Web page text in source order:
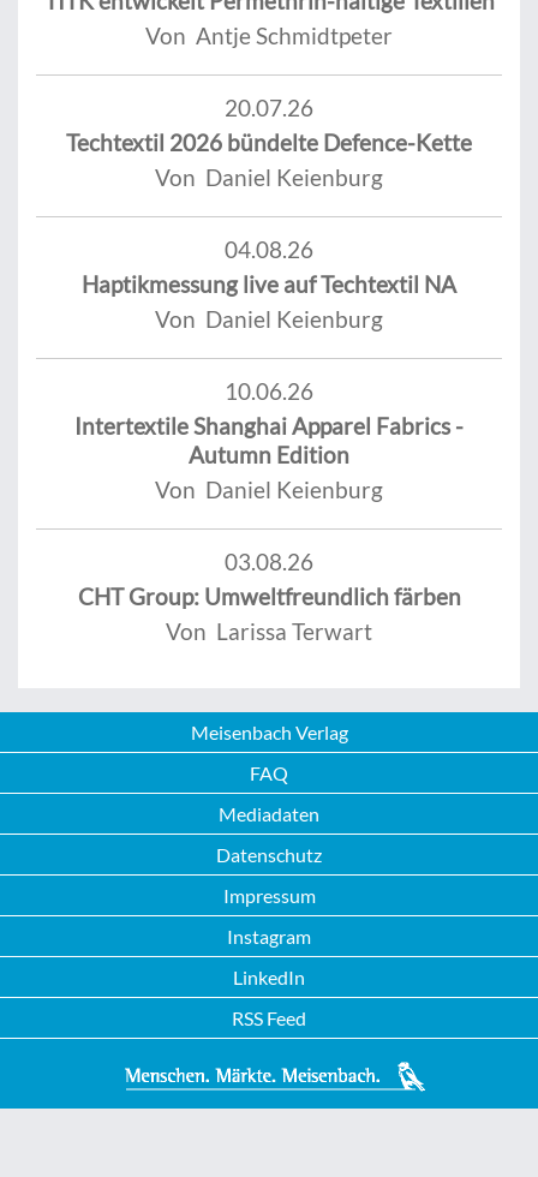
Von Antje Schmidtpeter
20.07.26
Techtextil 2026 bündelte Defence-Kette
Von Daniel Keienburg
04.08.26
Haptikmessung live auf Techtextil NA
Von Daniel Keienburg
10.06.26
Intertextile Shanghai Apparel Fabrics -
Autumn Edition
Von Daniel Keienburg
03.08.26
CHT Group: Umweltfreundlich färben
Von Larissa Terwart
Meisenbach Verlag
FAQ
Mediadaten
Datenschutz
Impressum
Instagram
LinkedIn
RSS Feed